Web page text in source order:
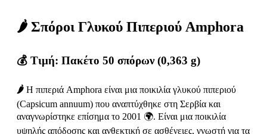
🌶 Σπόροι Γλυκού Πιπεριού Amphora
💰 Τιμή: Πακέτο 50 σπόρων (0,363 g)
🌶 Η πιπεριά Amphora είναι μια ποικιλία γλυκού πιπεριού
(Capsicum annuum) που αναπτύχθηκε στη Σερβία και
αναγνωρίστηκε επίσημα το 2001 🌍. Είναι μια ποικιλία
υψηλής απόδοσης και ανθεκτική σε ασθένειες, γνωστή για τα